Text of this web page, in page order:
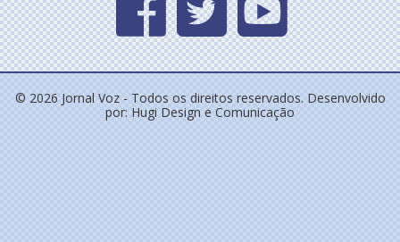
© 2026 Jornal Voz - Todos os direitos reservados. Desenvolvido
por: Hugi Design e Comunicação